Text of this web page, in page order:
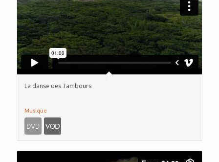
La danse des Tambours
Musique